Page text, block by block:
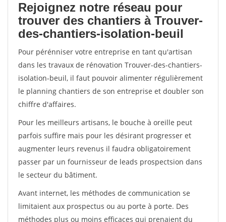
Rejoignez notre réseau pour
trouver des chantiers à Trouver-
des-chantiers-isolation-beuil
Pour pérénniser votre entreprise en tant qu'artisan
dans les travaux de rénovation Trouver-des-chantiers-
isolation-beuil, il faut pouvoir alimenter régulièrement
le planning chantiers de son entreprise et doubler son
chiffre d'affaires.
Pour les meilleurs artisans, le bouche à oreille peut
parfois suffire mais pour les désirant progresser et
augmenter leurs revenus il faudra obligatoirement
passer par un fournisseur de leads prospectsion dans
le secteur du bâtiment.
Avant internet, les méthodes de communication se
limitaient aux prospectus ou au porte à porte. Des
méthodes plus ou moins efficaces qui prenaient du